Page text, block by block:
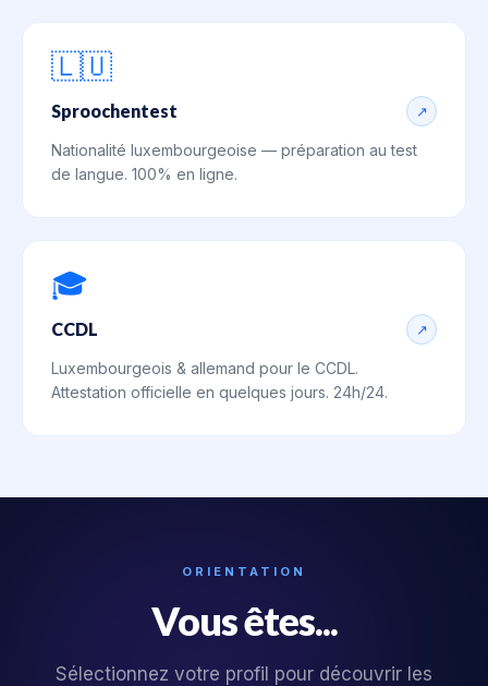
🇱🇺
Sproochentest ↗
Nationalité luxembourgeoise — préparation au test
de langue. 100% en ligne.
🎓
CCDL ↗
Luxembourgeois & allemand pour le CCDL.
Attestation officielle en quelques jours. 24h/24.
ORIENTATION
Vous êtes...
Sélectionnez votre profil pour découvrir les